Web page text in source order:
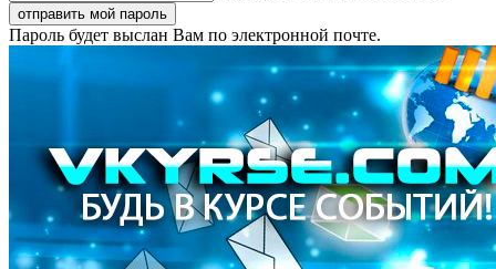
Пароль будет выслан Вам по электронной почте.